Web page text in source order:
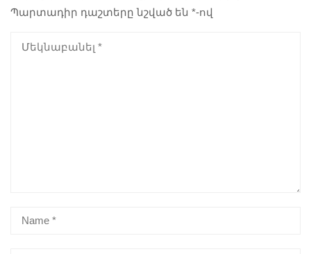
Պարտադիր դաշտերը նշված են *-ով